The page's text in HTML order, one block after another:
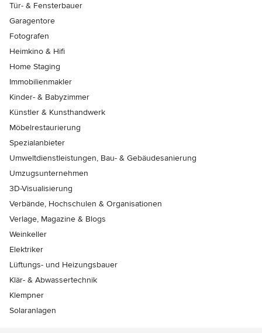
Tür- & Fensterbauer
Garagentore
Fotografen
Heimkino & Hifi
Home Staging
Immobilienmakler
Kinder- & Babyzimmer
Künstler & Kunsthandwerk
Möbelrestaurierung
Spezialanbieter
Umweltdienstleistungen, Bau- & Gebäudesanierung
Umzugsunternehmen
3D-Visualisierung
Verbände, Hochschulen & Organisationen
Verlage, Magazine & Blogs
Weinkeller
Elektriker
Lüftungs- und Heizungsbauer
Klär- & Abwassertechnik
Klempner
Solaranlagen